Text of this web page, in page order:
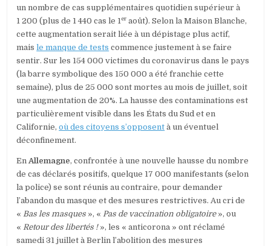
un nombre de cas supplémentaires quotidien supérieur à
1 200 (plus de 1 440 cas le 1er août). Selon la Maison Blanche,
cette augmentation serait liée à un dépistage plus actif,
maisle manque de tests commence justement à se faire
sentir. Sur les 154 000 victimes du coronavirus dans le pays
(la barre symbolique des 150 000 a été franchie cette
semaine), plus de 25 000 sont mortes au mois de juillet, soit
une augmentation de 20%. La hausse des contaminations est
particulièrement visible dans les États du Sud et en
Californie,où des citoyens s’opposent à un éventuel
déconfinement.
EnAllemagne, confrontée à une nouvelle hausse du nombre
de cas déclarés positifs, quelque 17 000 manifestants (selon
la police) se sont réunis au contraire, pour demander
l’abandon du masque et des mesures restrictives. Au cri de
«Bas les masques », «Pas de vaccination obligatoire », ou
«Retour des libertés !», les « anticorona » ont réclamé
samedi 31 juillet à Berlin l’abolition des mesures